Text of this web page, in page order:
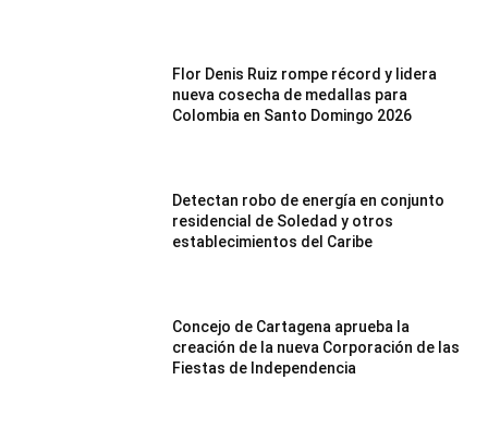
Flor Denis Ruiz rompe récord y lidera
nueva cosecha de medallas para
Colombia en Santo Domingo 2026
Detectan robo de energía en conjunto
residencial de Soledad y otros
establecimientos del Caribe
Concejo de Cartagena aprueba la
creación de la nueva Corporación de las
Fiestas de Independencia